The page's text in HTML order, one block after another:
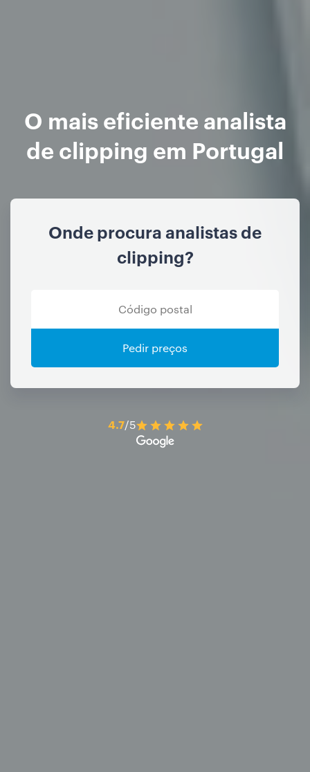
O mais eficiente analista
de clipping em Portugal
Onde procura analistas de
clipping?
Pedir preços
4.7/5